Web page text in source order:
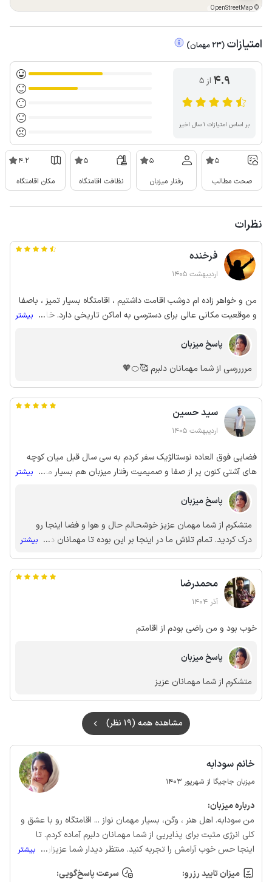
©
OpenStreetMap
امتیازات (
23مهمان)
4.9 از ۵
بر اساس امتیازات ۱ سال اخیر
5
صحت مطالب
5
رفتار میزبان
5
نظافت اقامتگاه
4.2
مکان اقامتگاه
نظرات
فرخنده
اردیبهشت 1405
من و خواهر زاده ام دوشب اقامت داشتیم ، اقامتگاه بسیار تمیز ، باصفا
و موقعیت مکانی عالی برای دسترسی به اماکن تاریخی دارد. خانم
... بیشتر
پاسخ میزبان
مررررسی از شما مهمانان دلبرم 🥰🍊🧡
سید حسین
اردیبهشت 1405
فضایی فوق العاده نوستالژیک سفر کردم به سی سال قبل میان کوچه
های آشتی کنون پر از صفا و صمیمیت رفتار میزبان هم بسیار محترمانه
... بیشتر
پاسخ میزبان
متشکرم از شما مهمان عزیز خوشحالم حال و هوا و فضا اینجا رو
درک کردید. تمام تلاش ما در اینجا بر این بوده تا مهمانان دلبرمون
کمی از زندگی مدرن و هیاهو امروزی دور باشند... به امید دیدار
مجددا شما مهمانان دلبر
... بیشتر
محمدرضا
آذر 1404
خوب بود و من راضی بودم از اقامتم
پاسخ میزبان
متشکرم از شما مهمانان عزیز
مشاهده همه (19 نظر)
خانم سودابه
میزبان جاجیگا از شهریور 1403
درباره‌ میزبان:
من سودابه. اهل هنر ، وگن، بسیار مهمان نواز ... اقامتگاه رو با عشق و
کلی انرژی مثبت برای پذایریی از شما مهمانان دلبرم آماده کردم. تا
اینجا حس خوب آرامش را تجربه کنید. منتظر دیدار شما عزیزان هستم.
... بیشتر
میزان تایید رزرو:
سرعت پاسخ‌گویی: